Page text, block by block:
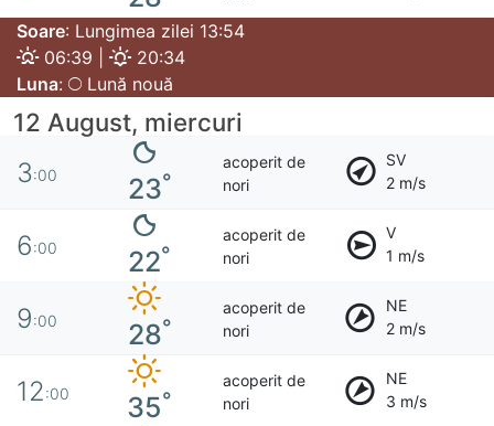
Soare: Lungimea zilei 13:54
06:39 |
20:34
Luna: Lună nouă
12 August, miercuri
3:00 23°
acoperit de
nori
SV
2 m/s
6:00 22°
acoperit de
nori
V
1 m/s
9:00 28°
acoperit de
nori
NE
2 m/s
12:00 35°
acoperit de
nori
NE
3 m/s